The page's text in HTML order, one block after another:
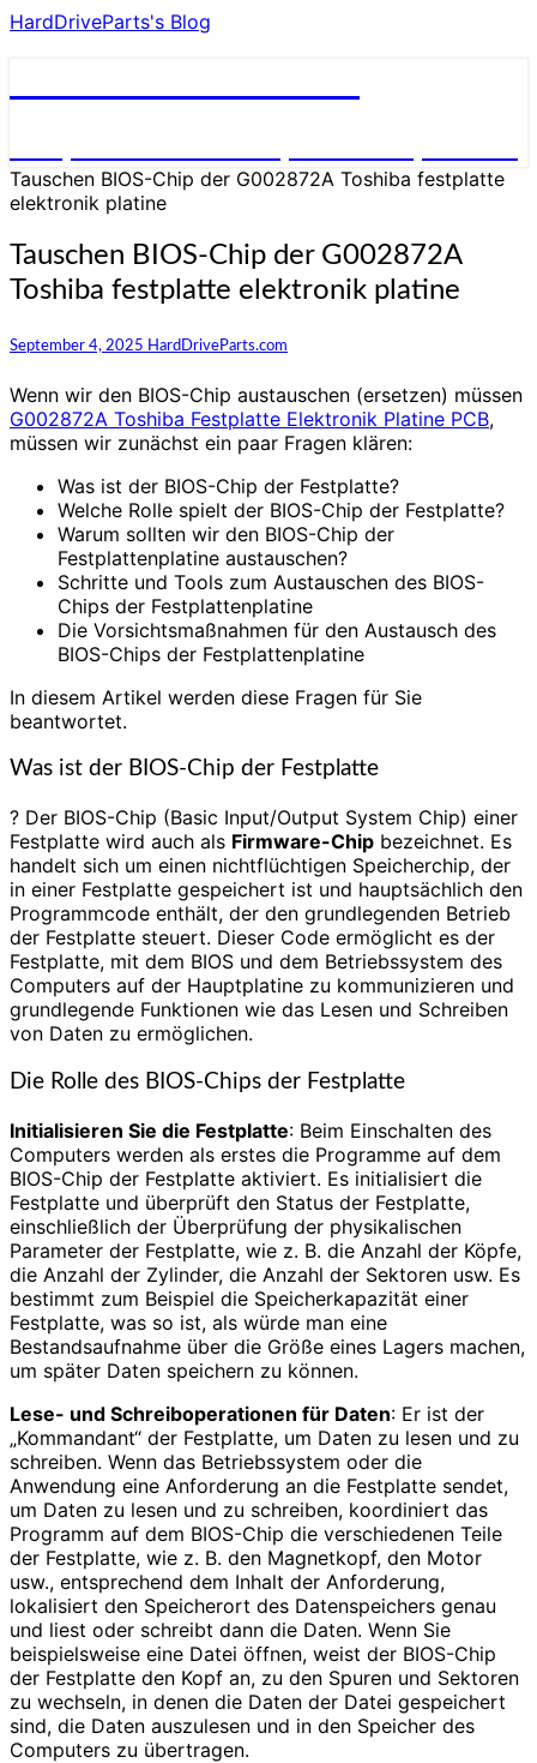
HardDriveParts's Blog
Tauschen BIOS-Chip der G002872A Toshiba festplatte
elektronik platine
Tauschen BIOS-Chip der G002872A
Toshiba festplatte elektronik platine
September 4, 2025 HardDriveParts.com
Wenn wir den BIOS-Chip austauschen (ersetzen) müssen
G002872A Toshiba Festplatte Elektronik Platine PCB,
müssen wir zunächst ein paar Fragen klären:
Was ist der BIOS-Chip der Festplatte?
Welche Rolle spielt der BIOS-Chip der Festplatte?
Warum sollten wir den BIOS-Chip der
Festplattenplatine austauschen?
Schritte und Tools zum Austauschen des BIOS-
Chips der Festplattenplatine
Die Vorsichtsmaßnahmen für den Austausch des
BIOS-Chips der Festplattenplatine
In diesem Artikel werden diese Fragen für Sie
beantwortet.
Was ist der BIOS-Chip der Festplatte
? Der BIOS-Chip (Basic Input/Output System Chip) einer
Festplatte wird auch als Firmware-Chip bezeichnet. Es
handelt sich um einen nichtflüchtigen Speicherchip, der
in einer Festplatte gespeichert ist und hauptsächlich den
Programmcode enthält, der den grundlegenden Betrieb
der Festplatte steuert. Dieser Code ermöglicht es der
Festplatte, mit dem BIOS und dem Betriebssystem des
Computers auf der Hauptplatine zu kommunizieren und
grundlegende Funktionen wie das Lesen und Schreiben
von Daten zu ermöglichen.
Die Rolle des BIOS-Chips der Festplatte
Initialisieren Sie die Festplatte: Beim Einschalten des
Computers werden als erstes die Programme auf dem
BIOS-Chip der Festplatte aktiviert. Es initialisiert die
Festplatte und überprüft den Status der Festplatte,
einschließlich der Überprüfung der physikalischen
Parameter der Festplatte, wie z. B. die Anzahl der Köpfe,
die Anzahl der Zylinder, die Anzahl der Sektoren usw. Es
bestimmt zum Beispiel die Speicherkapazität einer
Festplatte, was so ist, als würde man eine
Bestandsaufnahme über die Größe eines Lagers machen,
um später Daten speichern zu können.
Lese- und Schreiboperationen für Daten: Er ist der
„Kommandant“ der Festplatte, um Daten zu lesen und zu
schreiben. Wenn das Betriebssystem oder die
Anwendung eine Anforderung an die Festplatte sendet,
um Daten zu lesen und zu schreiben, koordiniert das
Programm auf dem BIOS-Chip die verschiedenen Teile
der Festplatte, wie z. B. den Magnetkopf, den Motor
usw., entsprechend dem Inhalt der Anforderung,
lokalisiert den Speicherort des Datenspeichers genau
und liest oder schreibt dann die Daten. Wenn Sie
beispielsweise eine Datei öffnen, weist der BIOS-Chip
der Festplatte den Kopf an, zu den Spuren und Sektoren
zu wechseln, in denen die Daten der Datei gespeichert
sind, die Daten auszulesen und in den Speicher des
Computers zu übertragen.